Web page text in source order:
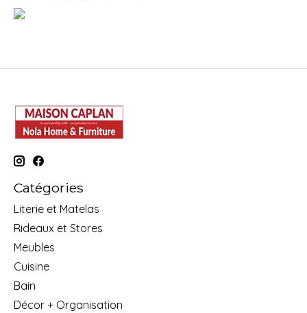
Catégories
Literie et Matelas
Rideaux et Stores
Meubles
Cuisine
Bain
Décor + Organisation